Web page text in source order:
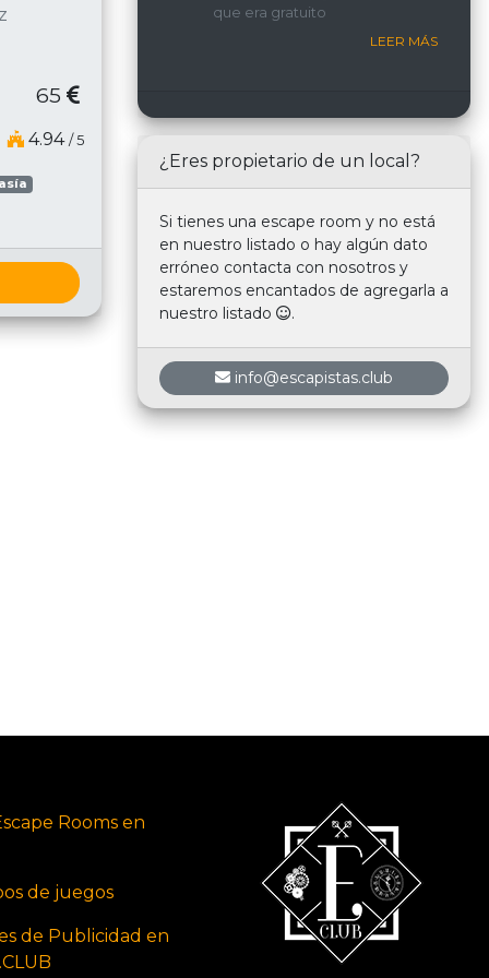
65
4.94 / 5
nosotros.
que era gratuito
LEER MÁS
¿Eres propietario de un local?
Si tienes una escape room y no está
en nuestro listado o hay algún dato
erróneo contacta con nosotros y
estaremos encantados de agregarla a
nuestro listado
.
info@escapistas.club
Rooms en
de juegos
de Publicidad en